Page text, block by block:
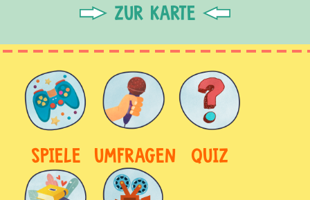
ZUR KARTE
SPIELE UMFRAGEN QUIZ